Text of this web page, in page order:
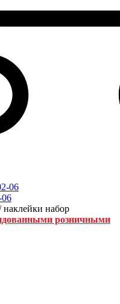
06
06
наклейки набор
розничными